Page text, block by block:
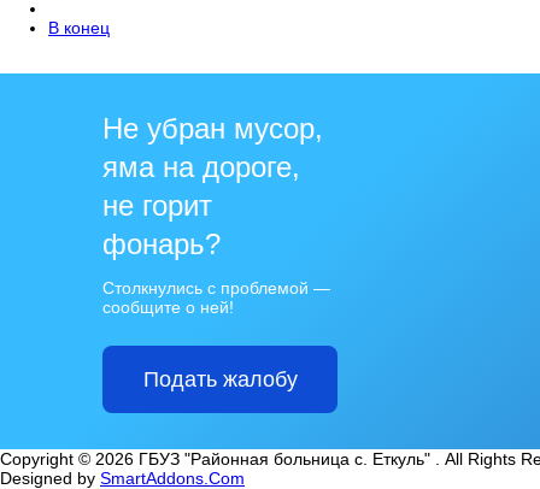
В конец
Не убран мусор,
яма на дороге,
не горит
фонарь?
Столкнулись с проблемой —
сообщите о ней!
Подать жалобу
Copyright © 2026 ГБУЗ "Районная больница с. Еткуль" . All Rights
Designed by SmartAddons.Com